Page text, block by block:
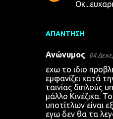
ΑΠΆΝΤΗΣΗ
Ανώνυμος 04
εχω το ιδιο
εμφανίζει κατά
ταινίας διπλούς
μάλλο Κινέζικα.
υποτίτλων είναι
εγω δεν θα τα